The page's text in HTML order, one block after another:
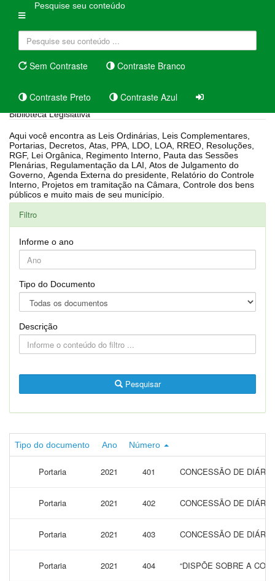
Pesquise seu conteúdo
Sem Contraste Contraste Branco
Contraste Preto Contraste Azul
Biblioteca Legislativa
Aqui você encontra as Leis Ordinárias, Leis Complementares,
Portarias, Decretos, Atas, PPA, LDO, LOA, RREO, Resoluções,
RGF, Lei Orgânica, Regimento Interno, Pauta das Sessões
Plenárias, Regulamentação da LAI, Atos de Julgamento do
Governo, Agenda Externa do presidente, Relatório do Controle
Interno, Projetos em tramitação na Câmara, Controle dos bens
públicos e muito mais de seu município.
Filtro
Informe o ano
Tipo do Documento
Descrição
Pesquisar
Tipo do documento Ano Número
Portaria 2021 401 CONCESSÃO DE
Portaria 2021 402 CONCESSÃO DE
Portaria 2021 403 CONCESSÃO DE
Portaria 2021 404 “DISPÕE SOBRE A